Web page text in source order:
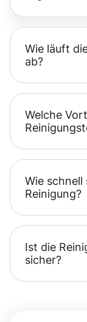
Wie läuft
ab?
Welche
Wie schnell
Reinigung?
Ist die
sicher?